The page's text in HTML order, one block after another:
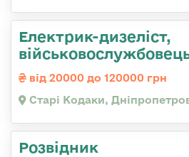
Електрик-дизеліст,
від 20000 до 120000 грн
Старі Кодаки,
Розвідник